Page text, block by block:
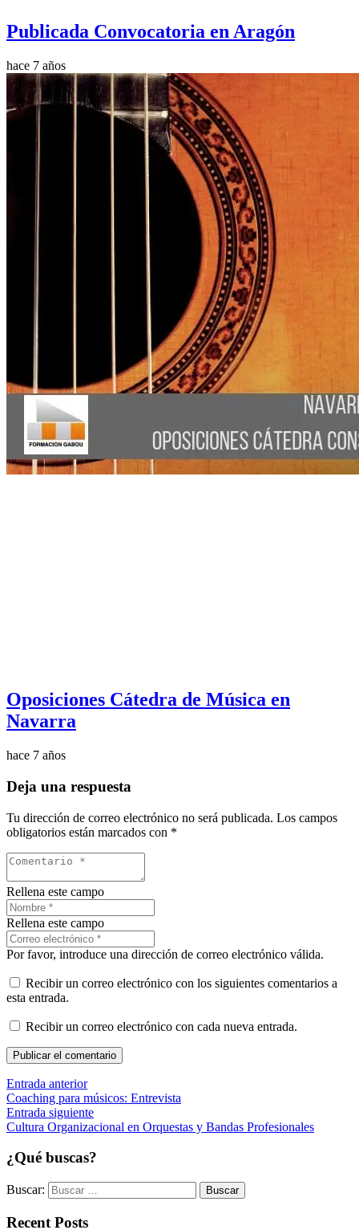
Publicada Convocatoria en Aragón
hace 7 años
Oposiciones Cátedra de Música en
Navarra
hace 7 años
Deja una respuesta
Tu dirección de correo electrónico no será publicada. Los campos
obligatorios están marcados con *
Rellena este campo
Rellena este campo
Por favor, introduce una dirección de correo electrónico válida.
Recibir un correo electrónico con los siguientes comentarios a
esta entrada.
Recibir un correo electrónico con cada nueva entrada.
Publicar el comentario
Entrada anterior
Coaching para músicos: Entrevista
Entrada siguiente
Cultura Organizacional en Orquestas y Bandas Profesionales
¿Qué buscas?
Buscar:
Recent Posts